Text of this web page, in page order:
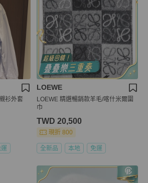
衫外套
LOEWE
LOEWE 精選暢銷款羊毛/喀什米爾圍
巾
TWD 20,500
現折 800
全新品 本地 免運